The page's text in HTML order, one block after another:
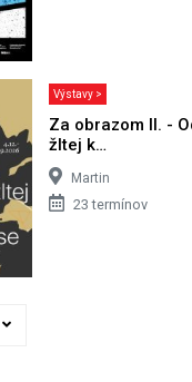
Výstavy >
Za obrazom II. -
žltej k…
Martin
23 termínov